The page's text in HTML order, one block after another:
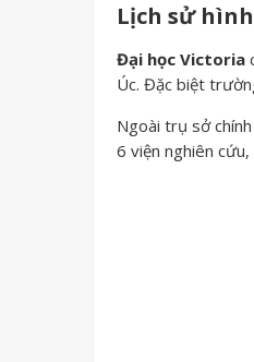
Lịch sử
Đại học Victoria
Úc. Đặc biệt
Ngoài trụ sở
6 viện nghiên